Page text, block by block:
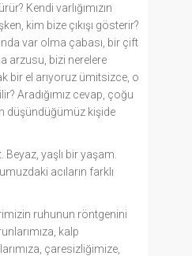
Kendi varlığımızın
kim bize çıkışı gösterir?
var olma çabası, bir çift
arzusu, bizi nerelere
bir el arıyoruz ümitsizce, o
Aradığımız cevap, çoğu
düşündüğümüz kişide
yaşlı bir yaşam.
acıların farklı
ruhunun röntgenini
kalp
çaresizliğimize,